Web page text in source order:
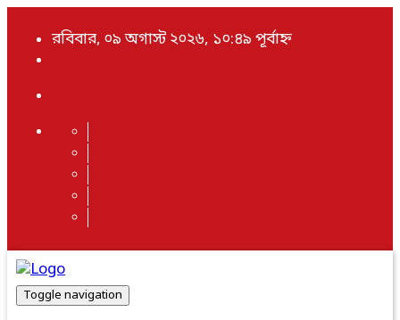
রবিবার, ০৯ অগাস্ট ২০২৬, ১০:৪৯ পূর্বাহ্ন
Toggle navigation